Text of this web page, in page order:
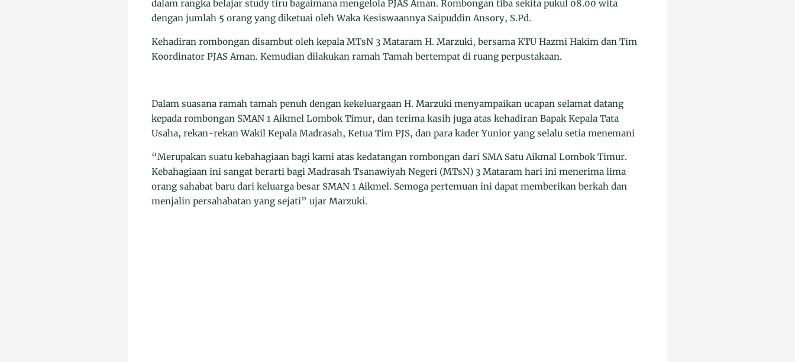
dalam rangka belajar study tiru bagaimana mengelola PJAS Aman. Rombongan tiba sekita pukul 08.00 wita
dengan jumlah 5 orang yang diketuai oleh Waka Kesiswaannya Saipuddin Ansory, S.Pd.
Kehadiran rombongan disambut oleh kepala MTsN 3 Mataram H. Marzuki, bersama KTU Hazmi Hakim dan Tim
Koordinator PJAS Aman. Kemudian dilakukan ramah Tamah bertempat di ruang perpustakaan.
Dalam suasana ramah tamah penuh dengan kekeluargaan H. Marzuki menyampaikan ucapan selamat datang
kepada rombongan SMAN 1 Aikmel Lombok Timur, dan terima kasih juga atas kehadiran Bapak Kepala Tata
Usaha, rekan-rekan Wakil Kepala Madrasah, Ketua Tim PJS, dan para kader Yunior yang selalu setia menemani
“Merupakan suatu kebahagiaan bagi kami atas kedatangan rombongan dari SMA Satu Aikmal Lombok Timur.
Kebahagiaan ini sangat berarti bagi Madrasah Tsanawiyah Negeri (MTsN) 3 Mataram hari ini menerima lima
orang sahabat baru dari keluarga besar SMAN 1 Aikmel. Semoga pertemuan ini dapat memberikan berkah dan
menjalin persahabatan yang sejati” ujar Marzuki.